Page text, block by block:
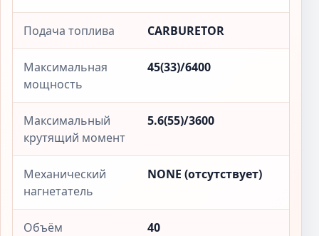
Подача топлива CARBURETOR
Максимальная
мощность
45(33)/6400
Максимальный
крутящий момент
5.6(55)/3600
Механический
нагнетатель
NONE (отсутствует)
Объём
40